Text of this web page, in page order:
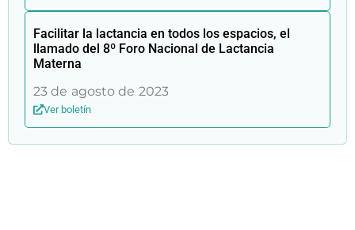
Facilitar la lactancia en todos los espacios, el
llamado del 8º Foro Nacional de Lactancia
Materna
23 de agosto de 2023
Ver boletín